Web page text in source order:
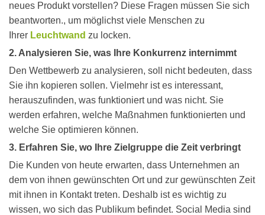
neues Produkt vorstellen? Diese Fragen müssen Sie sich
beantworten., um möglichst viele Menschen zu
Ihrer Leuchtwand zu locken.
2. Analysieren Sie, was Ihre Konkurrenz internimmt
Den Wettbewerb zu analysieren, soll nicht bedeuten, dass
Sie ihn kopieren sollen. Vielmehr ist es interessant,
herauszufinden, was funktioniert und was nicht. Sie
werden erfahren, welche Maßnahmen funktionierten und
welche Sie optimieren können.
3. Erfahren Sie, wo Ihre Zielgruppe die Zeit verbringt
Die Kunden von heute erwarten, dass Unternehmen an
dem von ihnen gewünschten Ort und zur gewünschten Zeit
mit ihnen in Kontakt treten. Deshalb ist es wichtig zu
wissen, wo sich das Publikum befindet. Social Media sind